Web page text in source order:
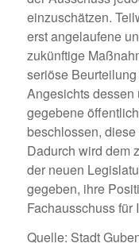
einzuschätzen.
erst angelaufene
zukünftige
seriöse
Angesichts
gegebene
beschlossen,
Dadurch wird dem
der neuen
gegeben, ihre
Fachausschuss für
Quelle: Stadt